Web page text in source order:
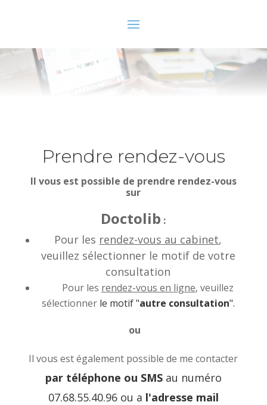
Prendre rendez-vous
Il vous est possible de prendre rendez-vous
sur
Doctolib :
Pour les rendez-vous au cabinet,
veuillez sélectionnerle motif de votre
consultation
Pour les rendez-vous en ligne, veuillez
sélectionnerle motif "autre consultation".
ou
Il vous est également possible de me contacter
par téléphone ou SMSau numéro
07.68.55.40.96 ou a l'adresse mail